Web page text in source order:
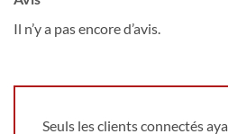
Il n’y a pas encore d’avis.
Seuls les clients connectés